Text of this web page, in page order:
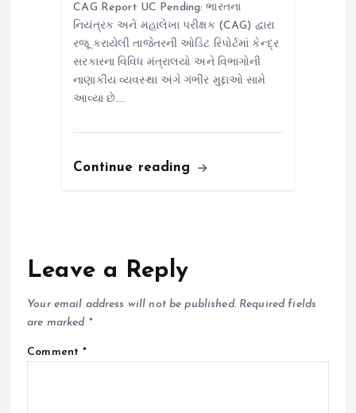
CAG Report UC Pending: ભારતના
નિયંત્રક અને મહાલેખા પરીક્ષક (CAG) દ્વારા
રજૂ કરાયેલી તાજેતરની ઓડિટ રિપોર્ટમાં કેન્દ્ર
સરકારના વિવિધ મંત્રાલયો અને વિભાગોની
નાણાકીય વ્યવસ્થા અંગે ગંભીર મુદ્દાઓ સામે
આવ્યા છે.…
Continue reading
Leave a Reply
Your email address will not be published. Required fields
are marked *
Comment*